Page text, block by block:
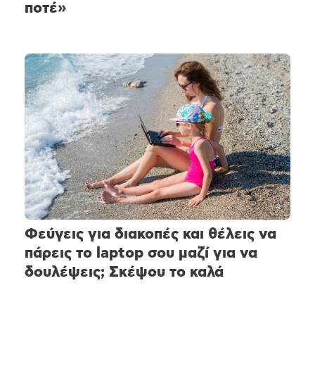
ποτέ»
Φεύγεις για διακοπές και θέλεις να
πάρεις το laptop σου μαζί για να
δουλέψεις; Σκέψου το καλά